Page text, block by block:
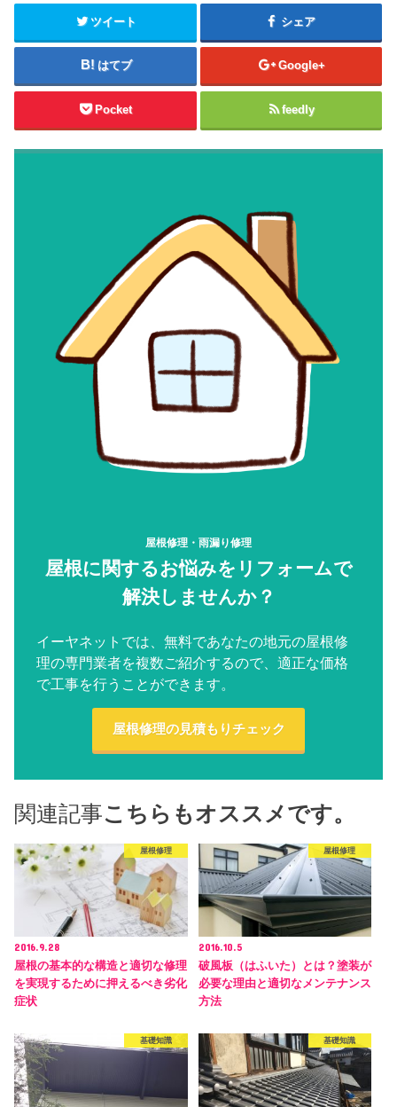
ツイート シェア
はてブ Google+
Pocket feedly
屋根修理・雨漏り修理
屋根に関するお悩みをリフォームで
解決しませんか？
イーヤネットでは、無料であなたの地元の屋根修
理の専門業者を複数ご紹介するので、適正な価格
で工事を行うことができます。
屋根修理の見積もりチェック
関連記事こちらもオススメです。
屋根修理
2016.9.28
屋根の基本的な構造と適切な修理
を実現するために押えるべき劣化
症状
屋根修理
2016.10.5
破風板（はふいた）とは？塗装が
必要な理由と適切なメンテナンス
方法
基礎知識 基礎知識